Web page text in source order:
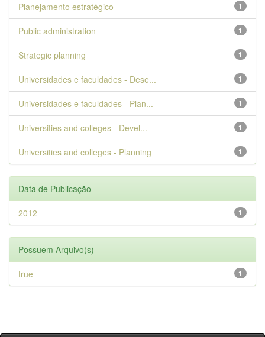
1
Planejamento estratégico
1
Public administration
1
Strategic planning
1
Universidades e faculdades - Dese...
1
Universidades e faculdades - Plan...
1
Universities and colleges - Devel...
1
Universities and colleges - Planning
Data de Publicação
1
2012
Possuem Arquivo(s)
1
true